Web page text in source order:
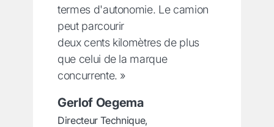
termes d'autonomie. Le camion
peut parcourir
deux cents kilomètres de plus
que celui de la marque
concurrente. »
Gerlof Oegema
Directeur Technique,